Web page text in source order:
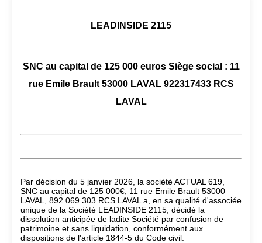
LEADINSIDE 2115
SNC au capital de 125 000 euros Siège social : 11
rue Emile Brault 53000 LAVAL 922317433 RCS
LAVAL
Par décision du 5 janvier 2026, la société ACTUAL 619,
SNC au capital de 125 000€, 11 rue Emile Brault 53000
LAVAL, 892 069 303 RCS LAVAL a, en sa qualité d'associée
unique de la Société LEADINSIDE 2115, décidé la
dissolution anticipée de ladite Société par confusion de
patrimoine et sans liquidation, conformément aux
dispositions de l'article 1844-5 du Code civil.